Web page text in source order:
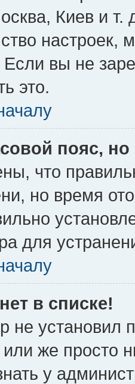
Киев и т.
настроек,
Если вы не
это.
пояс,
что
но время
для
в списке!
не установил
же просто
у